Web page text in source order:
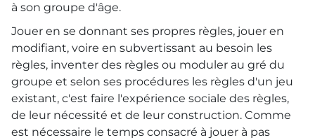
à son groupe d'âge.
Jouer en se donnant ses propres règles, jouer en
modifiant, voire en subvertissant au besoin les
règles, inventer des règles ou moduler au gré du
groupe et selon ses procédures les règles d'un jeu
existant, c'est faire l'expérience sociale des règles,
de leur nécessité et de leur construction. Comme
est nécessaire le temps consacré à jouer à pas